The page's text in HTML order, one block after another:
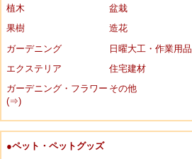
植木
盆栽
果樹
造花
ガーデニング
日曜大工・作業用品
エクステリア
住宅建材
ガーデニング・フラワー
(⇒)
その他
●ペット・ペットグッズ